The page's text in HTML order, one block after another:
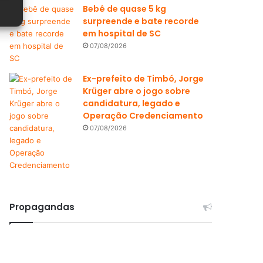
Bebê de quase 5 kg
surpreende e bate recorde
em hospital de SC
07/08/2026
Ex-prefeito de Timbó, Jorge
Krüger abre o jogo sobre
candidatura, legado e
Operação Credenciamento
07/08/2026
Propagandas